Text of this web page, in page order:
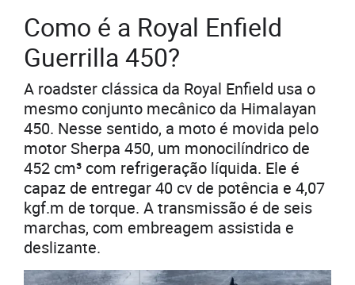
Como é a Royal Enfield
Guerrilla 450?
A roadster clássica da Royal Enfield usa o
mesmo conjunto mecânico da Himalayan
450. Nesse sentido, a moto é movida pelo
motor Sherpa 450, um monocilíndrico de
452 cm³ com refrigeração líquida. Ele é
capaz de entregar 40 cv de potência e 4,07
kgf.m de torque. A transmissão é de seis
marchas, com embreagem assistida e
deslizante.